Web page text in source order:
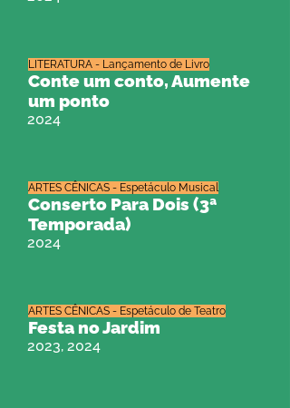
Conte um conto, Aumente
um ponto
2024
LITERATURA - Lançamento de Livro
Conserto Para Dois (3ª
Temporada)
2024
ARTES CÊNICAS - Espetáculo Musical
Festa no Jardim
2023, 2024
ARTES CÊNICAS - Espetáculo de Teatro